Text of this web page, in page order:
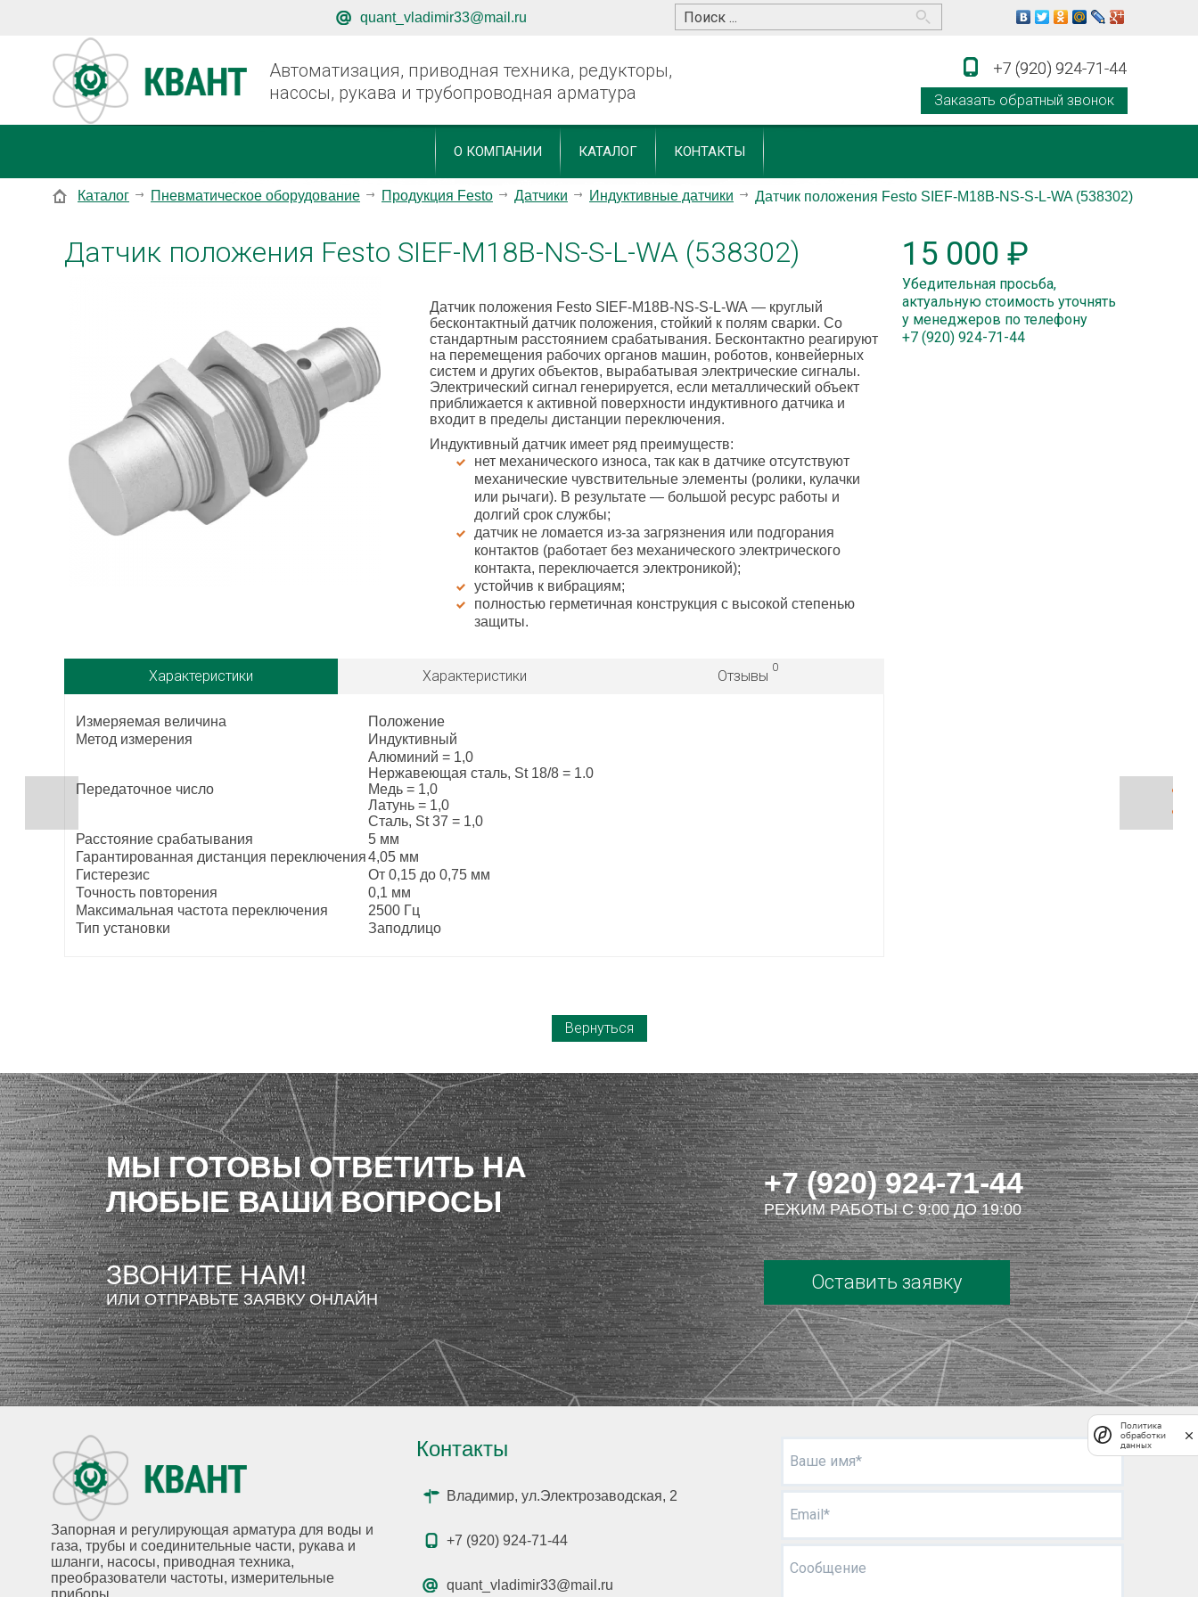
quant_vladimir33@mail.ru
Автоматизация, приводная техника, редукторы,
насосы, рукава и трубопроводная арматура
+7 (920) 924-71-44
Заказать обратный звонок
+7 (920) 924-71-44
О КОМПАНИИ КАТАЛОГ КОНТАКТЫ
Каталог Пневматическое оборудование Продукция Festo Датчики Индуктивные датчики Датчик положения Festo SIEF-M18B-NS-S-L-WA (538302)
Датчик положения Festo SIEF-M18B-NS-S-L-WA (538302)
Датчик положения Festo SIEF-M18B-NS-S-L-WA — круглый
бесконтактный датчик положения, стойкий к полям сварки. Со
стандартным расстоянием срабатывания. Бесконтактно реагируют
на перемещения рабочих органов машин, роботов, конвейерных
систем и других объектов, вырабатывая электрические сигналы.
Электрический сигнал генерируется, если металлический объект
приближается к активной поверхности индуктивного датчика и
входит в пределы дистанции переключения.
Индуктивный датчик имеет ряд преимуществ:
нет механического износа, так как в датчике отсутствуют
механические чувствительные элементы (ролики, кулачки
или рычаги). В результате — большой ресурс работы и
долгий срок службы;
датчик не ломается из-за загрязнения или подгорания
контактов (работает без механического электрического
контакта, переключается электроникой);
устойчив к вибрациям;
полностью герметичная конструкция с высокой степенью
защиты.
15 000 ₽
Убедительная просьба,
актуальную стоимость уточнять
у менеджеров по телефону
+7 (920) 924-71-44
Характеристики Характеристики Отзывы
0
Измеряемая величина
Положение
Метод измерения
Индуктивный
Передаточное число
Алюминий = 1,0
Нержавеющая сталь, St 18/8 = 1.0
Медь = 1,0
Латунь = 1,0
Сталь, St 37 = 1,0
Расстояние срабатывания
5 мм
Гарантированная дистанция переключения4,05 мм
Гистерезис
От 0,15 до 0,75 мм
Точность повторения
0,1 мм
Максимальная частота переключения
2500 Гц
Тип установки
Заподлицо
Вернуться
МЫ ГОТОВЫ ОТВЕТИТЬ НА
ЛЮБЫЕ ВАШИ ВОПРОСЫ
ЗВОНИТЕ НАМ!
ИЛИ ОТПРАВЬТЕ ЗАЯВКУ ОНЛАЙН
+7 (920) 924-71-44
РЕЖИМ РАБОТЫ С 9:00 ДО 19:00
Оставить заявку
Запорная и регулирующая арматура для воды и
газа, трубы и соединительные части, рукава и
шланги, насосы, приводная техника,
преобразователи частоты, измерительные
приборы.
Контакты
Владимир, ул.Электрозаводская, 2
+7 (920) 924-71-44
quant_vladimir33@mail.ru
Ваше имя*
Email*
Сообщение
Политика
обработки
данных